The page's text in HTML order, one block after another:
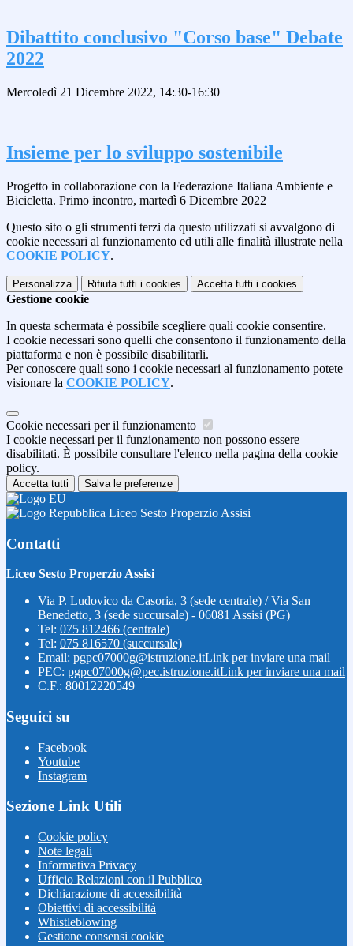
Dibattito conclusivo "Corso base" Debate
2022
Mercoledì 21 Dicembre 2022, 14:30-16:30
Insieme per lo sviluppo sostenibile
Progetto in collaborazione con la Federazione Italiana Ambiente e
Bicicletta. Primo incontro, martedì 6 Dicembre 2022
Questo sito o gli strumenti terzi da questo utilizzati si avvalgono di
cookie necessari al funzionamento ed utili alle finalità illustrate nella
COOKIE POLICY.
Personalizza Rifiuta tutti i cookies Accetta tutti i cookies
Gestione cookie
In questa schermata è possibile scegliere quali cookie consentire.
I cookie necessari sono quelli che consentono il funzionamento della
piattaforma e non è possibile disabilitarli.
Per conoscere quali sono i cookie necessari al funzionamento potete
visionare la COOKIE POLICY.
Cookie necessari per il funzionamento
I cookie necessari per il funzionamento non possono essere
disabilitati. È possibile consultare l'elenco nella pagina della cookie
policy.
Accetta tutti Salva le preferenze
Liceo Sesto Properzio Assisi
Contatti
Liceo Sesto Properzio Assisi
Via P. Ludovico da Casoria, 3 (sede centrale) / Via San
Benedetto, 3 (sede succursale) - 06081 Assisi (PG)
Tel: 075 812466 (centrale)
Tel: 075 816570 (succursale)
Email: pgpc07000g@istruzione.itLink per inviare una mail
PEC: pgpc07000g@pec.istruzione.itLink per inviare una mail
C.F.: 80012220549
Seguici su
Facebook
Youtube
Instagram
Sezione Link Utili
Cookie policy
Note legali
Informativa Privacy
Ufficio Relazioni con il Pubblico
Dichiarazione di accessibilità
Obiettivi di accessibilità
Whistleblowing
Gestione consensi cookie